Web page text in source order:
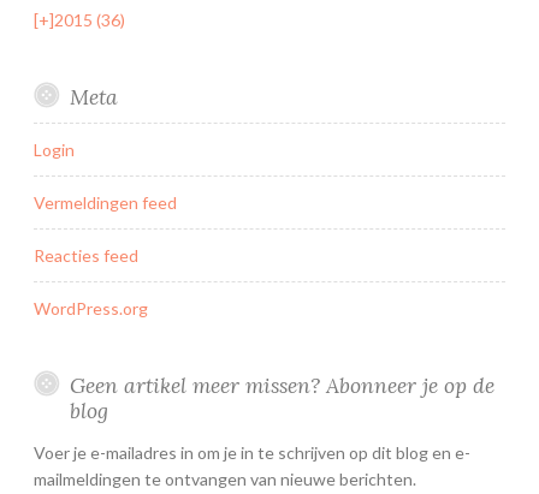
[+]2015 (36)
Meta
Login
Vermeldingen feed
Reacties feed
WordPress.org
Geen artikel meer missen? Abonneer je op de
blog
Voer je e-mailadres in om je in te schrijven op dit blog en e-
mailmeldingen te ontvangen van nieuwe berichten.